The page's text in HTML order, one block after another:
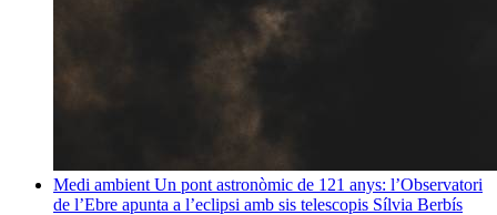
Medi ambient Un pont astronòmic de 121 anys: l’Observatori
de l’Ebre apunta a l’eclipsi amb sis telescopis Sílvia Berbís